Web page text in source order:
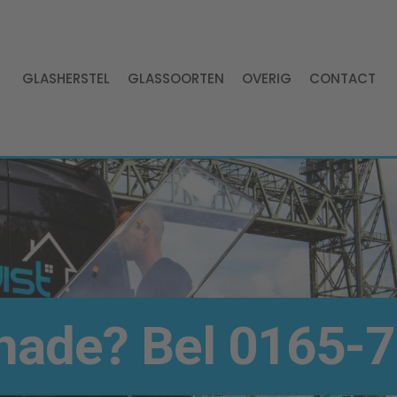
GLASHERSTEL GLASSOORTEN OVERIG CONTACT
Bel 0165-